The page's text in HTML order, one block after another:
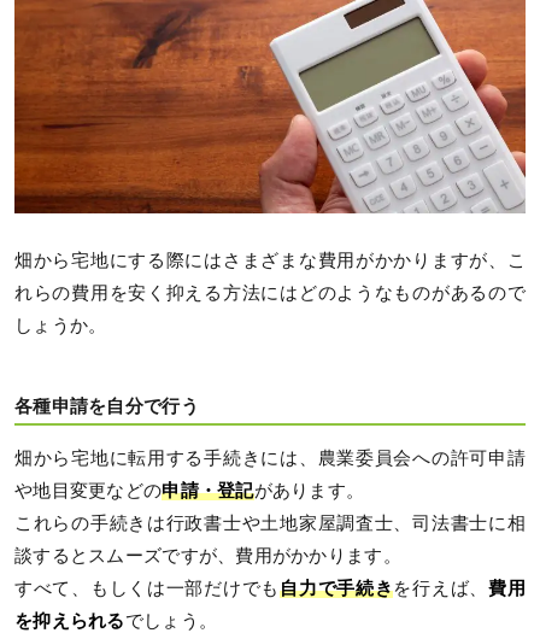
畑から宅地にする際にはさまざまな費用がかかりますが、こ
れらの費用を安く抑える方法にはどのようなものがあるので
しょうか。
各種申請を自分で行う
畑から宅地に転用する手続きには、農業委員会への許可申請
や地目変更などの申請・登記があります。
これらの手続きは行政書士や土地家屋調査士、司法書士に相
談するとスムーズですが、費用がかかります。
すべて、もしくは一部だけでも自力で手続きを行えば、費用
を抑えられるでしょう。